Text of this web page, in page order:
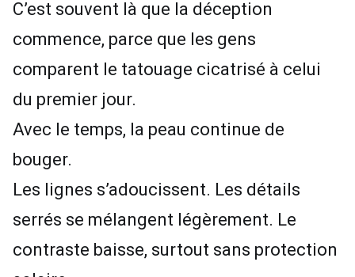
C’est souvent là que la déception
commence, parce que les gens
comparent le tatouage cicatrisé à celui
du premier jour.
Avec le temps, la peau continue de
bouger.
Les lignes s’adoucissent. Les détails
serrés se mélangent légèrement. Le
contraste baisse, surtout sans protection